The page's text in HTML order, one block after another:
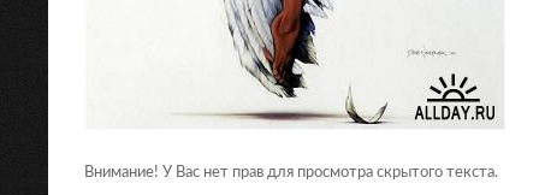
Внимание! У Вас нет прав для просмотра скрытого текста.